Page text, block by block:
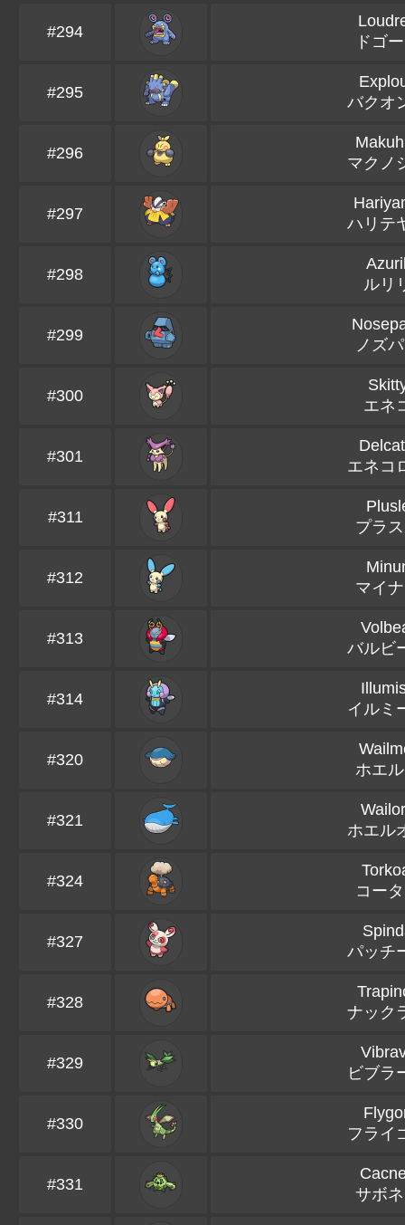
#294
ドゴ
#295
バクオ
#296
マクノ
#297
ハリテ
#298
ルリ
#299
ノズ
#300
エネ
#301
エネコ
#311
プラ
#312
マイ
#313
バルビ
#314
イルミ
#320
ホエ
#321
ホエル
#324
コー
#327
パッチ
#328
ナック
#329
ビブラ
#330
フライ
#331
サボ